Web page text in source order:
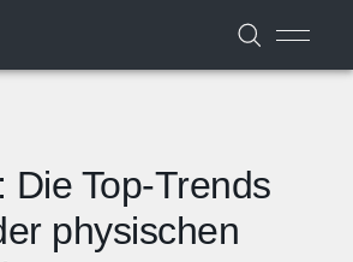
Die Top-Trends
physischen